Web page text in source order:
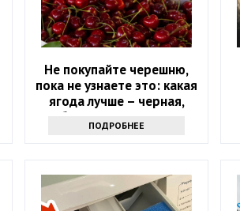
Не покупайте черешню,
пока не узнаете это: какая
ягода лучше – черная,
белая или розовая
ПОДРОБНЕЕ